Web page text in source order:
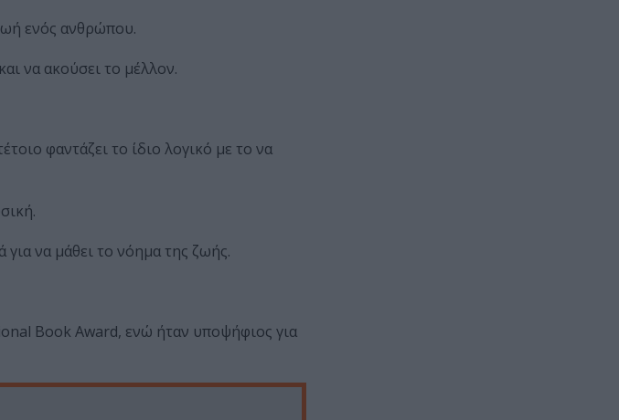
ενός ανθρώπου.
να ακούσει το μέλλον.
φαντάζει το ίδιο λογικό με το να
να μάθει το νόημα της ζωής.
Book Award, ενώ ήταν υποψήφιος για